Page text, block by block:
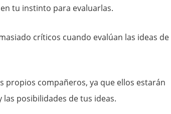
tu instinto para evaluarlas.
críticos cuando evalúan las ideas de
propios compañeros, ya que ellos estarán
posibilidades de tus ideas.